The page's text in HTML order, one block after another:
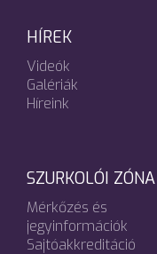
HÍREK
Videók
Galériák
Híreink
SZURKOLÓI ZÓNA
Mérkőzés és
jegyinformációk
Sajtóakkreditáció